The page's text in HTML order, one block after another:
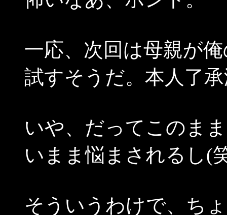
一応、次回は母親が
試すそうだ。本人了
いや、だってこのま
いまま悩まされるし(
そういうわけで、ち